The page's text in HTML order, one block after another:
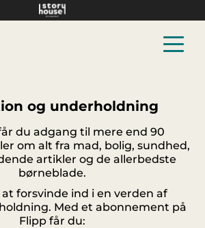
og underholdning
du adgang til mere end 90
om alt fra mad, bolig, sundhed,
artikler og de allerbedste
børneblade.
forsvinde ind i en verden af
Med et abonnement på
Flipp får du: